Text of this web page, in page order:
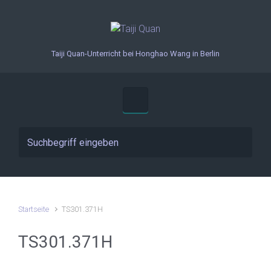
Taiji Quan-Unterricht bei Honghao Wang in Berlin
Startseite TS301.371H
TS301.371H